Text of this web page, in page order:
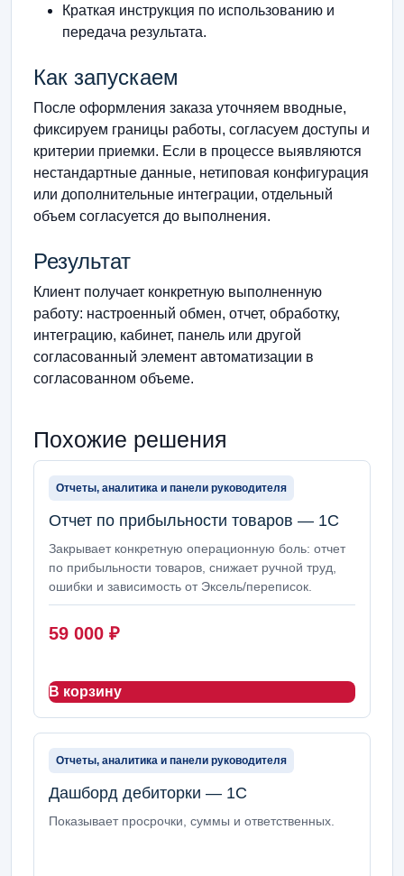
Краткая инструкция по использованию и
передача результата.
Как запускаем
После оформления заказа уточняем вводные,
фиксируем границы работы, согласуем доступы и
критерии приемки. Если в процессе выявляются
нестандартные данные, нетиповая конфигурация
или дополнительные интеграции, отдельный
объем согласуется до выполнения.
Результат
Клиент получает конкретную выполненную
работу: настроенный обмен, отчет, обработку,
интеграцию, кабинет, панель или другой
согласованный элемент автоматизации в
согласованном объеме.
Похожие решения
Отчеты, аналитика и панели руководителя
Отчет по прибыльности товаров — 1С
Закрывает конкретную операционную боль: отчет
по прибыльности товаров, снижает ручной труд,
ошибки и зависимость от Эксель/переписок.
59 000 ₽
В корзину
Отчеты, аналитика и панели руководителя
Дашборд дебиторки — 1С
Показывает просрочки, суммы и ответственных.